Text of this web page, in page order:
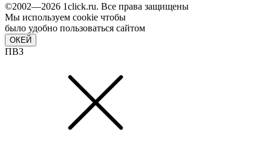
©2002—2026 1сlick.ru. Все права защищены
Мы используем cookie чтобы
было удобно пользоваться сайтом
ОКЕЙ
ПВЗ